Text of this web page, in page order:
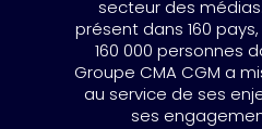
secteur des
présent dans 160
160 000 personnes
Groupe CMA CGM a
au service de ses
ses